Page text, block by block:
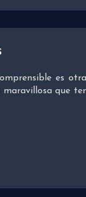
es
que